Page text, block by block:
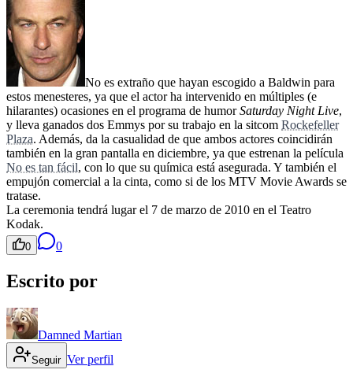
No es extraño que hayan escogido a Baldwin para
estos menesteres, ya que el actor ha intervenido en múltiples (e
hilarantes) ocasiones en el programa de humorSaturday Night Live,
y lleva ganados dos Emmys por su trabajo en la sitcom Rockefeller
Plaza. Además, da la casualidad de que ambos actores coincidirán
también en la gran pantalla en diciembre, ya que estrenan la película
No es tan fácil, con lo que su química está asegurada. Y también el
empujón comercial a la cinta, como si de los MTV Movie Awards se
tratase.
La ceremonia tendrá lugar el 7 de marzo de 2010 en el Teatro
Kodak.
0 0
Escrito por
Damned Martian
Seguir Ver perfil